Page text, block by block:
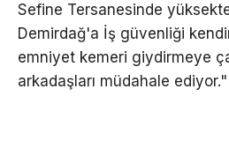
Sefine Tersanesinde
Demirdağ'a İş güvenliği
emniyet kemeri giydirmeye
arkadaşları müdahale ediyor."